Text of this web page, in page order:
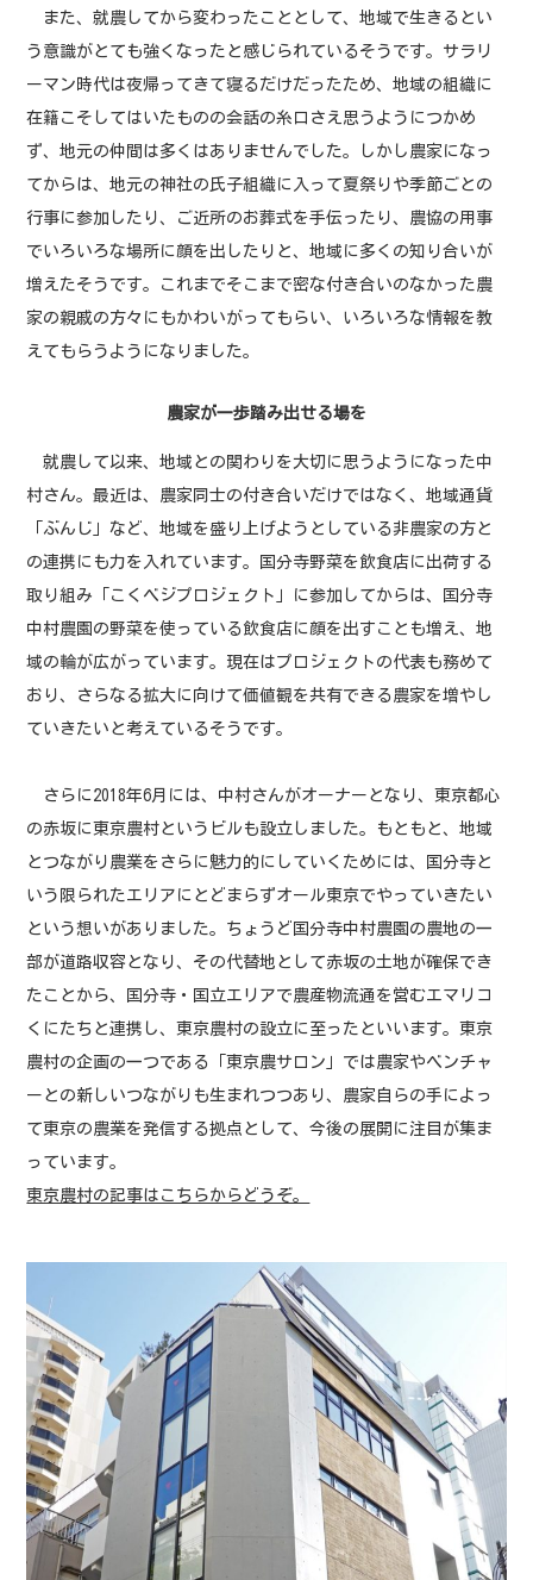
また、就農してから変わったこととして、地域で生きるとい
う意識がとても強くなったと感じられているそうです。サラリ
ーマン時代は夜帰ってきて寝るだけだったため、地域の組織に
在籍こそしてはいたものの会話の糸口さえ思うようにつかめ
ず、地元の仲間は多くはありませんでした。しかし農家になっ
てからは、地元の神社の氏子組織に入って夏祭りや季節ごとの
行事に参加したり、ご近所のお葬式を手伝ったり、農協の用事
でいろいろな場所に顔を出したりと、地域に多くの知り合いが
増えたそうです。これまでそこまで密な付き合いのなかった農
家の親戚の方々にもかわいがってもらい、いろいろな情報を教
えてもらうようになりました。
農家が一歩踏み出せる場を
就農して以来、地域との関わりを大切に思うようになった中
村さん。最近は、農家同士の付き合いだけではなく、地域通貨
「ぶんじ」など、地域を盛り上げようとしている非農家の方と
の連携にも力を入れています。国分寺野菜を飲食店に出荷する
取り組み「こくベジプロジェクト」に参加してからは、国分寺
中村農園の野菜を使っている飲食店に顔を出すことも増え、地
域の輪が広がっています。現在はプロジェクトの代表も務めて
おり、さらなる拡大に向けて価値観を共有できる農家を増やし
ていきたいと考えているそうです。
さらに2018年6月には、中村さんがオーナーとなり、東京都心
の赤坂に東京農村というビルも設立しました。もともと、地域
とつながり農業をさらに魅力的にしていくためには、国分寺と
いう限られたエリアにとどまらずオール東京でやっていきたい
という想いがありました。ちょうど国分寺中村農園の農地の一
部が道路収容となり、その代替地として赤坂の土地が確保でき
たことから、国分寺・国立エリアで農産物流通を営むエマリコ
くにたちと連携し、東京農村の設立に至ったといいます。東京
農村の企画の一つである「東京農サロン」では農家やベンチャ
ーとの新しいつながりも生まれつつあり、農家自らの手によっ
て東京の農業を発信する拠点として、今後の展開に注目が集ま
っています。
東京農村の記事はこちらからどうぞ。